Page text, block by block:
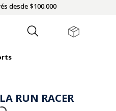
desde $100.000
RUN RACER